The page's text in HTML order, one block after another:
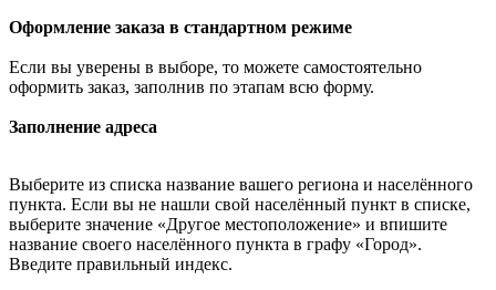
Оформление заказа в стандартном режиме
Если вы уверены в выборе, то можете самостоятельно
оформить заказ, заполнив по этапам всю форму.
Заполнение адреса
Выберите из списка название вашего региона и населённого
пункта. Если вы не нашли свой населённый пункт в списке,
выберите значение «Другое местоположение» и впишите
название своего населённого пункта в графу «Город».
Введите правильный индекс.